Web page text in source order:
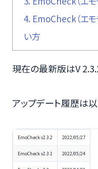
4. EmoCheck（エモ
い方
現在の最新版はV
アップデート履歴は以
EmoCheck v2.3.2 2022/05/27
EmoCheck v2.3.1 2022/05/24